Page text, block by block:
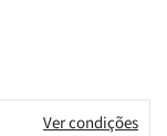
Ver condições